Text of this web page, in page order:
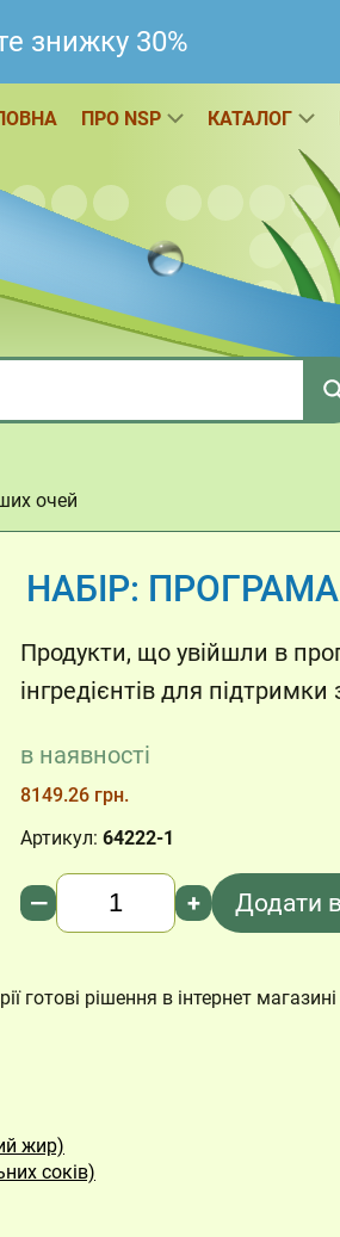
ПРО NSP КАТАЛОГ
знижку 30%
очей
НАБІР:
Продукти, що увійшли в
інгредієнтів для підтримки
в наявності
8149.26 грн.
Артикул: 64222-1
Кількість
— + Додати
готові рішення в інтернет
жир)
соків)